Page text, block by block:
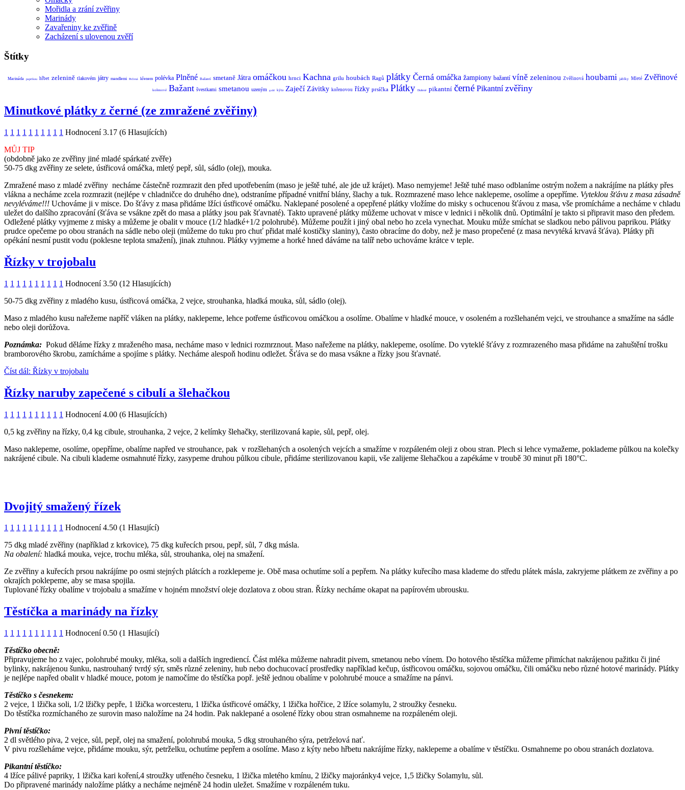
Mořidla a zrání zvěřiny
Marinády
Zavařeniny ke zvěřině
Zacházení s ulovenou zvěří
Štítky
Marináda paprikou hřbet zelenině tlakovém játry mandlemi Pečená křenem polévka Plněné Bažantí smetaně Játra omáčkou hrnci Kachna grilu houbách Ragů plátky Černá omáčka žampiony bažantí víně zeleninou Zvěřinová houbami jablky Mleté Zvěřinové
kořenové Bažant švestkami smetanou uzeným guláš kýta Zaječí Závitky kořenovou řízky prsíčka Plátky Dušené pikantní černé Pikantní zvěřiny
Minutkové plátky z černé (ze zmražené zvěřiny)
1 1 1 1 1 1 1 1 1 1 Hodnocení 3.17 (6 Hlasujících)
MŮJ TIP
(obdobně jako ze zvěřiny jiné mladé spárkaté zvěře)
50-75 dkg zvěřiny ze selete, ústřicová omáčka, mletý pepř, sůl, sádlo (olej), mouka.
Zmražené maso z mladé zvěřiny necháme částečně rozmrazit den před upotřebením (maso je ještě tuhé, ale jde už krájet). Maso nemyjeme! Ještě tuhé maso odblaníme ostrým nožem a nakrájíme na plátky přes
vlákna a necháme zcela rozmrazit (nejlépe v chladničce do druhého dne), odstraníme případné vnitřní blány, šlachy a tuk. Rozmrazené maso lehce naklepeme, osolíme a opepříme. Vyteklou šťávu z masa zásadně
nevyléváme!!! Uchováme ji v misce. Do šťávy z masa přidáme lžíci ústřicové omáčku. Naklepané posolené a opepřené plátky vložíme do misky s ochucenou šťávou z masa, vše promícháme a necháme v chladu
uležet do dalšího zpracování (šťáva se vsákne zpět do masa a plátky jsou pak šťavnaté). Takto upravené plátky můžeme uchovat v misce v lednici i několik dnů. Optimální je takto si připravit maso den předem.
Odležené plátky vyjmeme z misky a můžeme je obalit v mouce (1/2 hladké+1/2 polohrubé). Můžeme použít i jiný obal nebo ho zcela vynechat. Mouku může smíchat se sladkou nebo pálivou paprikou. Plátky
prudce opečeme po obou stranách na sádle nebo oleji (můžeme do tuku pro chuť přidat malé kostičky slaniny), často obracíme do doby, než je maso propečené (z masa nevytéká krvavá šťáva). Plátky při
opékání nesmí pustit vodu (poklesne teplota smažení), jinak ztuhnou. Plátky vyjmeme a horké hned dáváme na talíř nebo uchováme krátce v teple.
Řízky v trojobalu
1 1 1 1 1 1 1 1 1 1 Hodnocení 3.50 (12 Hlasujících)
50-75 dkg zvěřiny z mladého kusu, ústřicová omáčka, 2 vejce, strouhanka, hladká mouka, sůl, sádlo (olej).
Maso z mladého kusu nařežeme napříč vláken na plátky, naklepeme, lehce potřeme ústřicovou omáčkou a osolíme. Obalíme v hladké mouce, v osoleném a rozšlehaném vejci, ve strouhance a smažíme na sádle
nebo oleji dorůžova.
Poznámka: Pokud děláme řízky z mraženého masa, necháme maso v lednici rozmrznout. Maso nařežeme na plátky, naklepeme, osolíme. Do vyteklé šťávy z rozmrazeného masa přidáme na zahuštění trošku
bramborového škrobu, zamícháme a spojíme s plátky. Necháme alespoň hodinu odležet. Šťáva se do masa vsákne a řízky jsou šťavnaté.
Číst dál: Řízky v trojobalu
Řízky naruby zapečené s cibulí a šlehačkou
1 1 1 1 1 1 1 1 1 1 Hodnocení 4.00 (6 Hlasujících)
0,5 kg zvěřiny na řízky, 0,4 kg cibule, strouhanka, 2 vejce, 2 kelímky šlehačky, sterilizovaná kapie, sůl, pepř, olej.
Maso naklepeme, osolíme, opepříme, obalíme napřed ve strouhance, pak v rozšlehaných a osolených vejcích a smažíme v rozpáleném oleji z obou stran. Plech si lehce vymažeme, poklademe půlkou na kolečky
nakrájené cibule. Na cibuli klademe osmahnuté řízky, zasypeme druhou půlkou cibule, přidáme sterilizovanou kapii, vše zalijeme šlehačkou a zapékáme v troubě 30 minut při 180°C.
Dvojitý smažený řízek
1 1 1 1 1 1 1 1 1 1 Hodnocení 4.50 (1 Hlasující)
75 dkg mladé zvěřiny (například z krkovice), 75 dkg kuřecích prsou, pepř, sůl, 7 dkg másla.
Na obalení: hladká mouka, vejce, trochu mléka, sůl, strouhanka, olej na smažení.
Ze zvěřiny a kuřecích prsou nakrájíme po osmi stejných plátcích a rozklepeme je. Obě masa ochutíme solí a pepřem. Na plátky kuřecího masa klademe do středu plátek másla, zakryjeme plátkem ze zvěřiny a po
okrajích poklepeme, aby se masa spojila.
Tuplované řízky obalíme v trojobalu a smažíme v hojném množství oleje dozlatova z obou stran. Řízky necháme okapat na papírovém ubrousku.
Těstíčka a marinády na řízky
1 1 1 1 1 1 1 1 1 1 Hodnocení 0.50 (1 Hlasující)
Těstíčko obecně:
Připravujeme ho z vajec, polohrubé mouky, mléka, soli a dalších ingrediencí. Část mléka můžeme nahradit pivem, smetanou nebo vínem. Do hotového těstíčka můžeme přimíchat nakrájenou pažitku či jiné
bylinky, nakrájenou šunku, nastrouhaný tvrdý sýr, směs různé zeleniny, hub nebo dochucovací prostředky například kečup, ústřicovou omáčku, sojovou omáčku, čili omáčku nebo různé hotové marinády. Plátky
je nejlépe napřed obalit v hladké mouce, potom je namočíme do těstíčka popř. ještě jednou obalíme v polohrubé mouce a smažíme na pánvi.
Těstíčko s česnekem:
2 vejce, 1 lžička soli, 1/2 lžičky pepře, 1 lžička worcesteru, 1 lžička ústřicové omáčky, 1 lžička hořčice, 2 lžíce solamylu, 2 stroužky česneku.
Do těstíčka rozmíchaného ze surovin maso naložíme na 24 hodin. Pak naklepané a osolené řízky obou stran osmahneme na rozpáleném oleji.
Pivní těstíčko:
2 dl světlého piva, 2 vejce, sůl, pepř, olej na smažení, polohrubá mouka, 5 dkg strouhaného sýra, petrželová nať.
V pivu rozšleháme vejce, přidáme mouku, sýr, petrželku, ochutíme pepřem a osolíme. Maso z kýty nebo hřbetu nakrájíme řízky, naklepeme a obalíme v těstíčku. Osmahneme po obou stranách dozlatova.
Pikantní těstíčko:
4 lžíce pálivé papriky, 1 lžička kari koření,4 stroužky utřeného česneku, 1 lžička mletého kmínu, 2 lžičky majoránky4 vejce, 1,5 lžičky Solamylu, sůl.
Do připravené marinády naložíme plátky a necháme nejméně 24 hodin uležet. Smažíme v rozpáleném tuku.